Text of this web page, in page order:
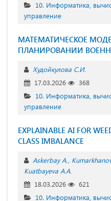
10. Информатика,
управление
МАТЕМАТИЧЕСКОЕ
ПЛАНИРОВАНИИ
Худойкулова С.И.
17.03.2026
368
10. Информатика,
управление
EXPLAINABLE AI FOR
CLASS IMBALANCE
Askerbay A.
Kuatbayeva A.A.
18.03.2026
621
10. Информатика,